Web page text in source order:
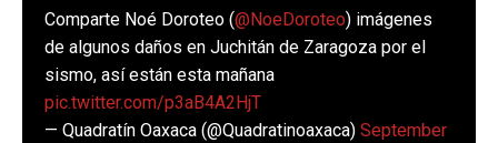
Comparte Noé Doroteo (@NoeDoroteo) imágenes
de algunos daños en Juchitán de Zaragoza por el
sismo, así están esta mañana
pic.twitter.com/p3aB4A2HjT
— Quadratín Oaxaca (@Quadratinoaxaca) September